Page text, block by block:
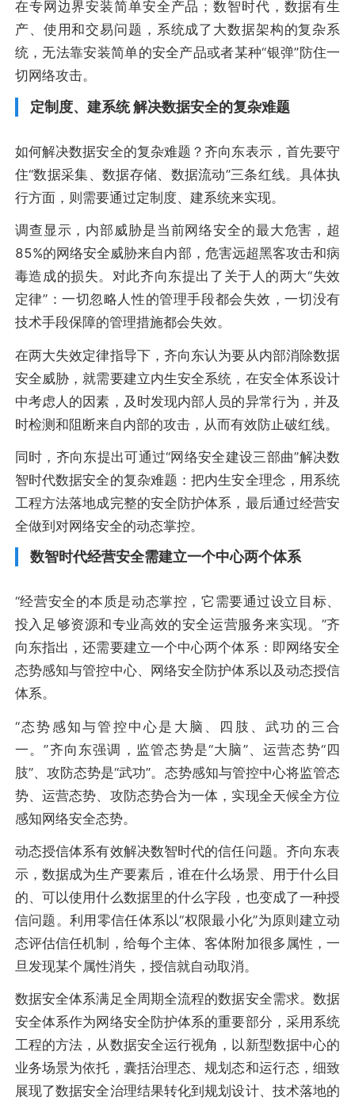
在专网边界安装简单安全产品；数智时代，数据有生
产、使用和交易问题，系统成了大数据架构的复杂系
统，无法靠安装简单的安全产品或者某种“银弹”防住一
切网络攻击。
定制度、建系统 解决数据安全的复杂难题
如何解决数据安全的复杂难题？齐向东表示，首先要守
住“数据采集、数据存储、数据流动”三条红线。具体执
行方面，则需要通过定制度、建系统来实现。
调查显示，内部威胁是当前网络安全的最大危害，超
85%的网络安全威胁来自内部，危害远超黑客攻击和病
毒造成的损失。对此齐向东提出了关于人的两大“失效
定律”：一切忽略人性的管理手段都会失效，一切没有
技术手段保障的管理措施都会失效。
在两大失效定律指导下，齐向东认为要从内部消除数据
安全威胁，就需要建立内生安全系统，在安全体系设计
中考虑人的因素，及时发现内部人员的异常行为，并及
时检测和阻断来自内部的攻击，从而有效防止破红线。
同时，齐向东提出可通过“网络安全建设三部曲”解决数
智时代数据安全的复杂难题：把内生安全理念，用系统
工程方法落地成完整的安全防护体系，最后通过经营安
全做到对网络安全的动态掌控。
数智时代经营安全需建立一个中心两个体系
“经营安全的本质是动态掌控，它需要通过设立目标、
投入足够资源和专业高效的安全运营服务来实现。”齐
向东指出，还需要建立一个中心两个体系：即网络安全
态势感知与管控中心、网络安全防护体系以及动态授信
体系。
“态势感知与管控中心是大脑、四肢、武功的三合
一。”齐向东强调，监管态势是“大脑”、运营态势“四
肢”、攻防态势是“武功”。态势感知与管控中心将监管态
势、运营态势、攻防态势合为一体，实现全天候全方位
感知网络安全态势。
动态授信体系有效解决数智时代的信任问题。齐向东表
示，数据成为生产要素后，谁在什么场景、用于什么目
的、可以使用什么数据里的什么字段，也变成了一种授
信问题。利用零信任体系以“权限最小化”为原则建立动
态评估信任机制，给每个主体、客体附加很多属性，一
旦发现某个属性消失，授信就自动取消。
数据安全体系满足全周期全流程的数据安全需求。数据
安全体系作为网络安全防护体系的重要部分，采用系统
工程的方法，从数据安全运行视角，以新型数据中心的
业务场景为依托，囊括治理态、规划态和运行态，细致
展现了数据安全治理结果转化到规划设计、技术落地的